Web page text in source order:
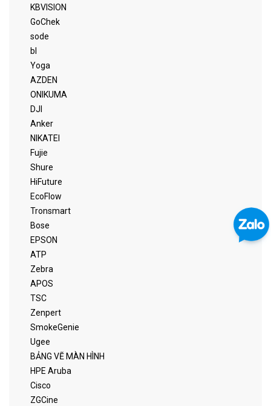
KBVISION
GoChek
sode
bl
Yoga
AZDEN
ONIKUMA
DJI
Anker
NIKATEI
Fujie
Shure
HiFuture
EcoFlow
Tronsmart
Bose
EPSON
ATP
Zebra
APOS
TSC
Zenpert
SmokeGenie
Ugee
BẢNG VẼ MÀN HÌNH
HPE Aruba
Cisco
ZGCine